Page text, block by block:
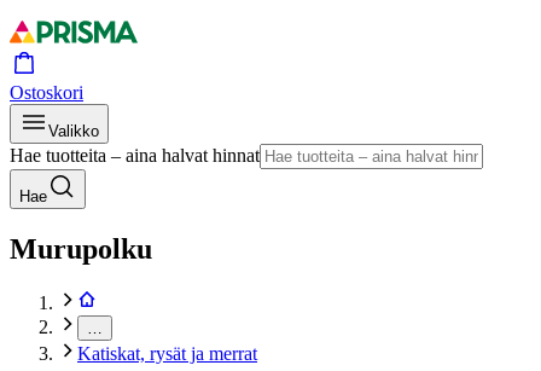
Ostoskori
Valikko
Hae tuotteita – aina halvat hinnat
Hae
Murupolku
Katiskat, rysät ja merrat